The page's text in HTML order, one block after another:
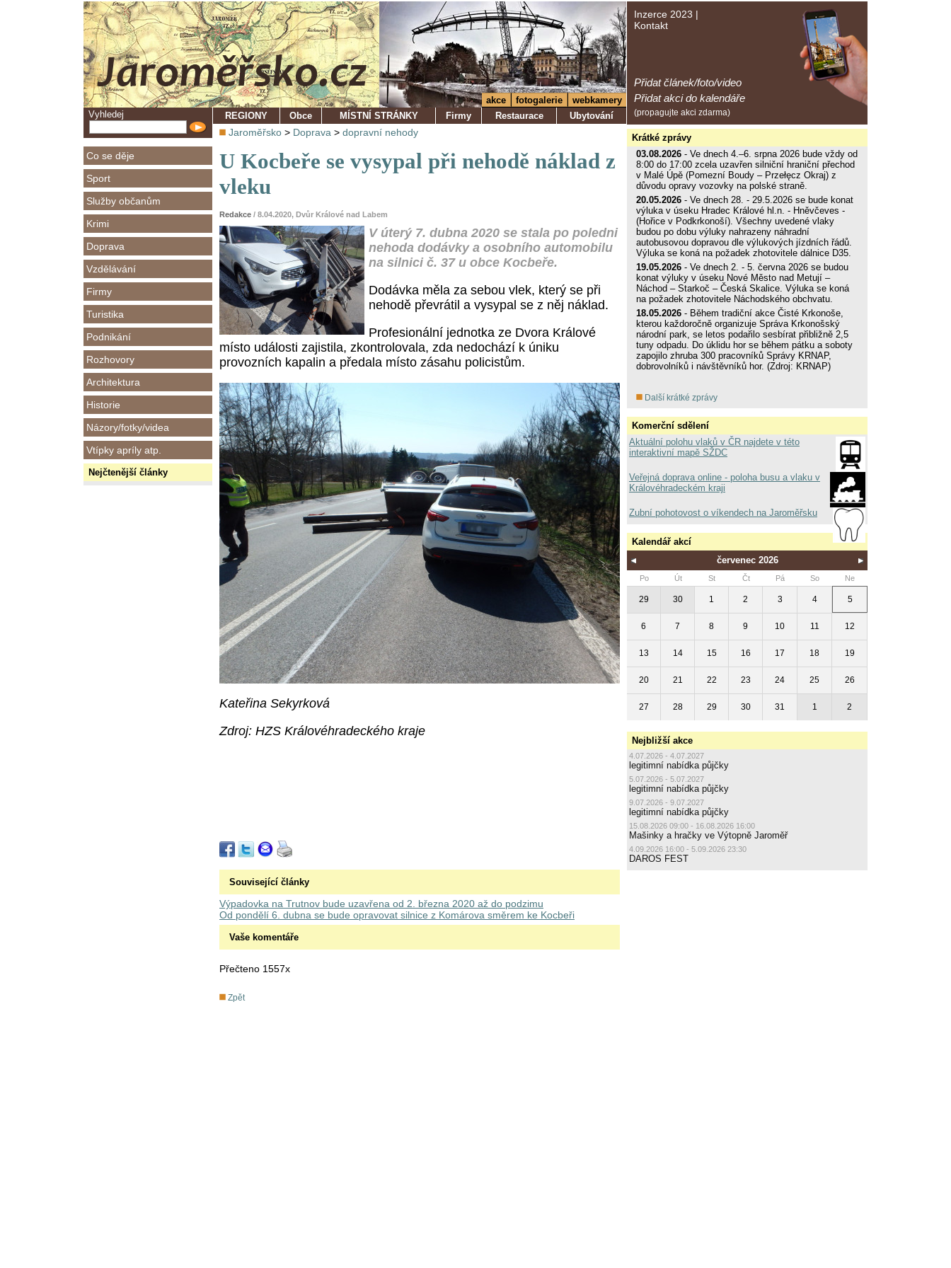
Vyhledej
Co se děje
Sport
Služby občanům
Krimi
Doprava
Vzdělávání
Firmy
Turistika
Podnikání
Rozhovory
Architektura
Historie
Názory/fotky/videa
Vtípky apríly atp.
Nejčtenější články
Inzerce 2023 |
Kontakt
Přidat článek/foto/video
Přidat akci do kalendáře
(propagujte akci zdarma)
akce fotogalerie
webkamery
REGIONY
Obce MÍSTNÍ STRÁNKY Firmy Restaurace Ubytování
Jaroměřsko > Doprava > dopravní nehody
U Kocbeře se vysypal při nehodě náklad z
vleku
Redakce / 8.04.2020, Dvůr Králové nad Labem
V úterý 7. dubna 2020 se stala po poledni
nehoda dodávky a osobního automobilu
na silnici č. 37 u obce Kocbeře.
Dodávka měla za sebou vlek, který se při
nehodě převrátil a vysypal se z něj náklad.
Profesionální jednotka ze Dvora Králové
místo události zajistila, zkontrolovala, zda nedochází k úniku
provozních kapalin a předala místo zásahu policistům.
Kateřina Sekyrková
Zdroj: HZS Královéhradeckého kraje
Související články
Výpadovka na Trutnov bude uzavřena od 2. března 2020 až do podzimu
Od pondělí 6. dubna se bude opravovat silnice z Komárova směrem ke Kocbeři
Vaše komentáře
Přečteno 1557x
Zpět
Krátké zprávy
03.08.2026 - Ve dnech 4.–6. srpna 2026 bude vždy od
8:00 do 17:00 zcela uzavřen silniční hraniční přechod
v Malé Úpě (Pomezní Boudy – Przełęcz Okraj) z
důvodu opravy vozovky na polské straně.
20.05.2026 - Ve dnech 28. - 29.5.2026 se bude konat
výluka v úseku Hradec Králové hl.n. - Hněvčeves -
(Hořice v Podkrkonoší). Všechny uvedené vlaky
budou po dobu výluky nahrazeny náhradní
autobusovou dopravou dle výlukových jízdních řádů.
Výluka se koná na požadek zhotovitele dálnice D35.
19.05.2026 - Ve dnech 2. - 5. června 2026 se budou
konat výluky v úseku Nové Město nad Metují –
Náchod – Starkoč – Česká Skalice. Výluka se koná
na požadek zhotovitele Náchodského obchvatu.
18.05.2026 - Během tradiční akce Čisté Krkonoše,
kterou každoročně organizuje Správa Krkonošský
národní park, se letos podařilo sesbírat přibližně 2,5
tuny odpadu. Do úklidu hor se během pátku a soboty
zapojilo zhruba 300 pracovníků Správy KRNAP,
dobrovolníků i návštěvníků hor. (Zdroj: KRNAP)
Další krátké zprávy
Komerční sdělení
Aktuální polohu vlaků v ČR najdete v této
interaktivní mapě SŽDC
Veřejná doprava online - poloha busu a vlaku v
Královéhradeckém kraji
Zubní pohotovost o víkendech na Jaroměřsku
Kalendář akcí
červenec 2026
Po Út St Čt Pá So Ne
29 30 1 2 3 4 5
6 7 8 9 10 11 12
13 14 15 16 17 18 19
20 21 22 23 24 25 26
27 28 29 30 31 1 2
Nejbližší akce
4.07.2026 - 4.07.2027
legitimní nabídka půjčky
5.07.2026 - 5.07.2027
legitimní nabídka půjčky
9.07.2026 - 9.07.2027
legitimní nabídka půjčky
15.08.2026 09:00 - 16.08.2026 16:00
Mašinky a hračky ve Výtopně Jaroměř
4.09.2026 16:00 - 5.09.2026 23:30
DAROS FEST